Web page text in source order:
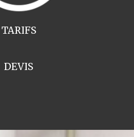
TARIFS
DEVIS